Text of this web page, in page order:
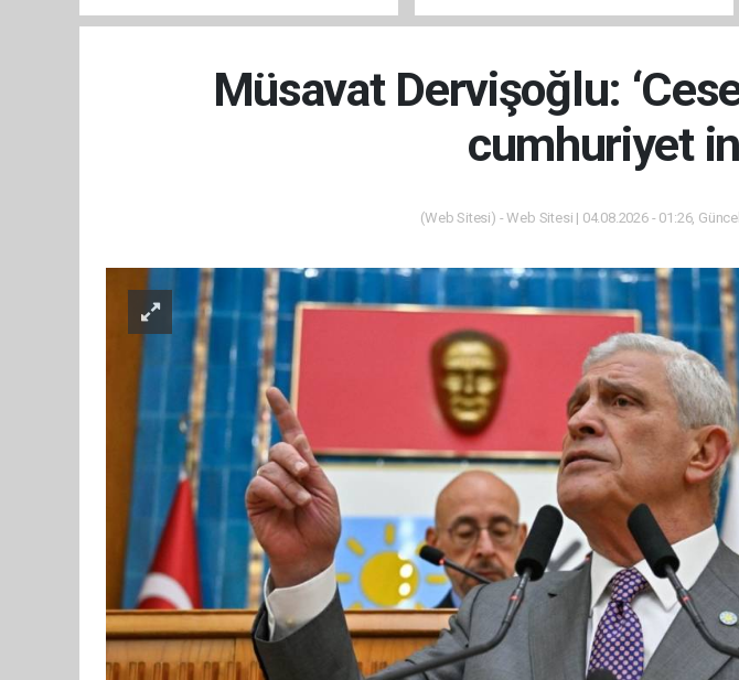
Müsavat Dervişoğlu:
cumhuriyet
(Web Sitesi) - Web Sitesi | 04.08.2026 - 01:26,